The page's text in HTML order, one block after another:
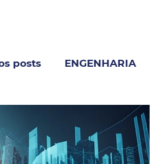
posts ENGENHARIA
& TELECOM
& SUSTENTABILIDADE